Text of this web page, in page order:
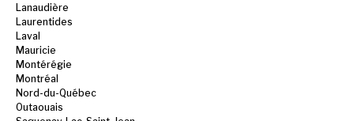
Lanaudière
Laurentides
Laval
Mauricie
Montérégie
Montréal
Nord-du-Québec
Outaouais